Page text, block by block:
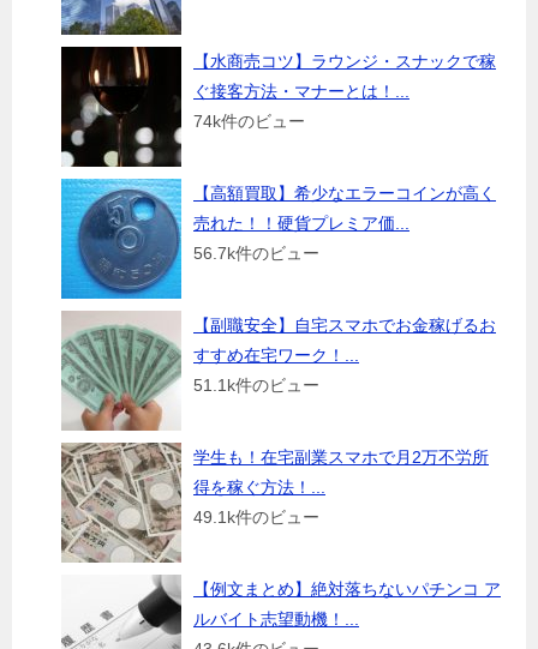
【水商売コツ】ラウンジ・スナックで稼
ぐ接客方法・マナーとは！...
74k件のビュー
【高額買取】希少なエラーコインが高く
売れた！！硬貨プレミア価...
56.7k件のビュー
【副職安全】自宅スマホでお金稼げるお
すすめ在宅ワーク！...
51.1k件のビュー
学生も！在宅副業スマホで月2万不労所
得を稼ぐ方法！...
49.1k件のビュー
【例文まとめ】絶対落ちないパチンコ ア
ルバイト志望動機！...